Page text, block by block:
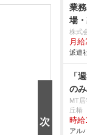
業
場
株式
月
派遣
「
の
MT
丘椿
時給
アル